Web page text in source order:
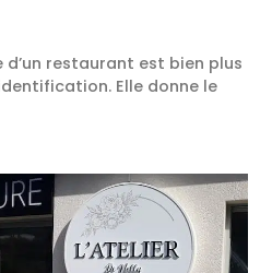
d’un restaurant est bien plus
Elle donne le